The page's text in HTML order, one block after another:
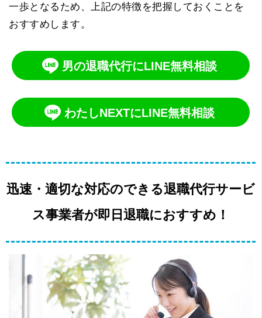
一歩となるため、上記の特徴を把握しておくことを
おすすめします。
男の退職代行にLINE無料相談
わたしNEXTにLINE無料相談
迅速・適切な対応のできる退職代行サービ
ス事業者が即日退職におすすめ！